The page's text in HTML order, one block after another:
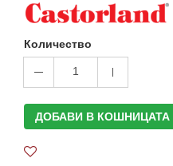
Количество
1
ДОБАВИ В КОШНИЦАТА